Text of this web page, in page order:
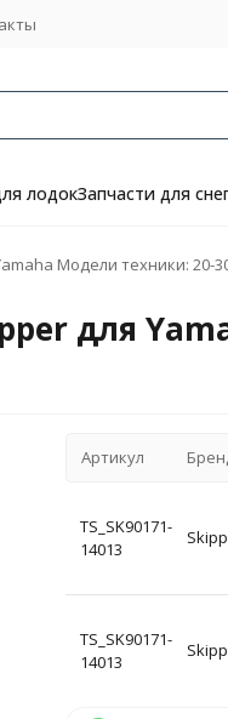
лодокЗапчасти для
Модели техники: 20-
для
Артикул
TS_SK90171-
14013
TS_SK90171-
14013